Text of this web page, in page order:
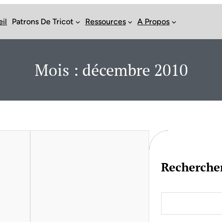
Patrons De Tricot Ressources A Propos
Mois : décembre 2010
a